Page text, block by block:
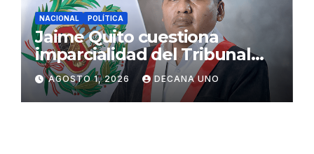
NACIONAL POLÍTICA
Jaime Quito cuestiona
imparcialidad del Tribunal
Constitucional tras liberación
de Ollanta Humala
AGOSTO 1, 2026 DECANA UNO